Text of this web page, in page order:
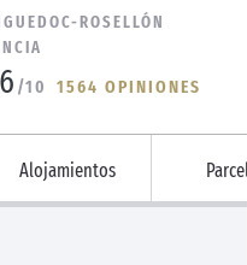
ROSELLÓN
/10 1564 OPINIONES
Alojamientos